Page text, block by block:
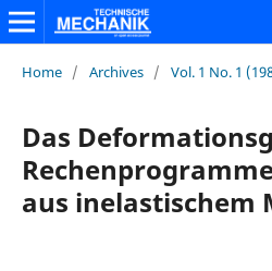
Home / Archives / Vol. 1 No. 1
Das
aus inelastischem